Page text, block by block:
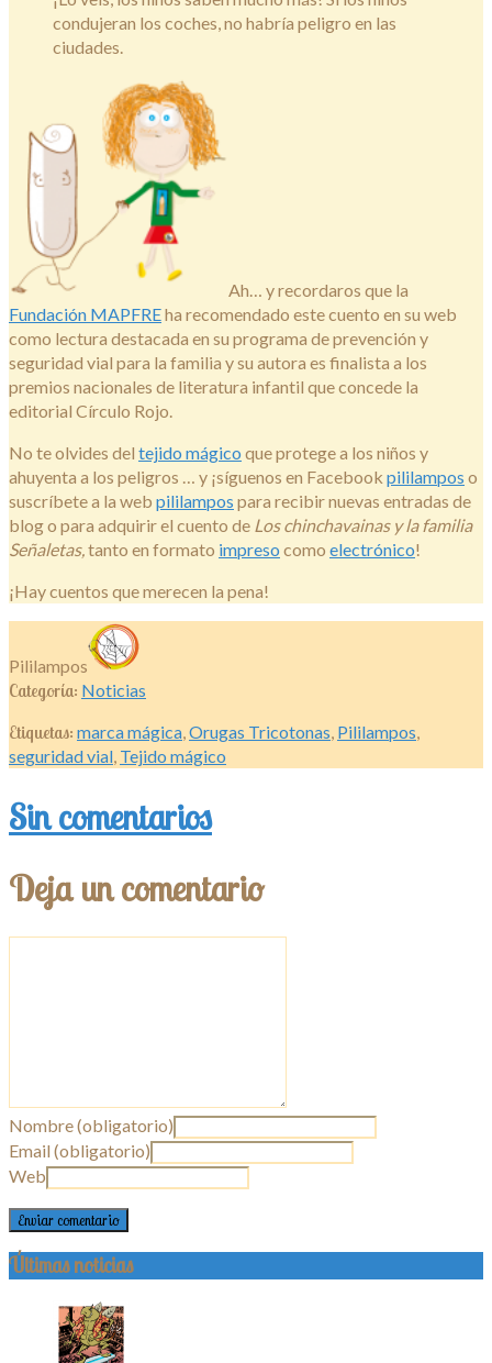
condujeran los coches, no habría peligro en las
ciudades.
Ah… y recordaros que la
Fundación MAPFREha recomendado este cuento en su web
como lectura destacada en su programa de prevención y
seguridad vial para la familia y su autora es finalista a los
premios nacionales de literatura infantil que concede la
editorial Círculo Rojo.
No te olvides del tejido mágico que protege a los niños y
ahuyenta a los peligros … y ¡síguenos en Facebook pililampos o
suscríbete a la web pililampos para recibir nuevas entradas de
blog o para adquirir el cuento de Los chinchavainas y la familia
Señaletas,tanto en formato impreso como electrónico!
¡Hay cuentos que merecen la pena!
Pililampos
Categoría: Noticias
Etiquetas: marca mágica,Orugas Tricotonas, Pililampos,
seguridad vial, Tejido mágico
Sin comentarios
Deja un comentario
Nombre (obligatorio)
Email (obligatorio)
Web
Últimas noticias